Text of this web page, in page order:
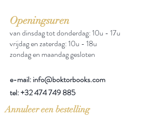
Openingsuren
van dinsdag tot donderdag: 10u - 17u
vrijdag en zaterdag: 10u - 18u
zondag en maandag gesloten
e-mail: info@boktorbooks.com
tel:+32 474 749 885
Annuleer een bestelling